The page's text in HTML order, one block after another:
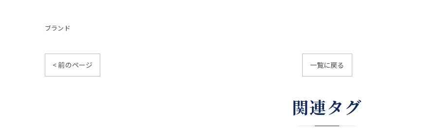
ブランド
< 前のページ 一覧に戻る
関連タグ